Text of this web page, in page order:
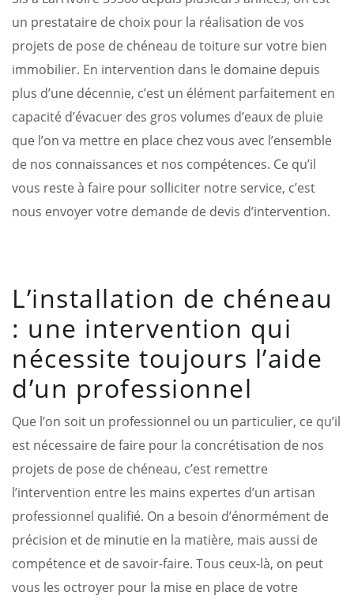
un prestataire de choix pour la réalisation de vos
projets de pose de chéneau de toiture sur votre bien
immobilier. En intervention dans le domaine depuis
plus d’une décennie, c’est un élément parfaitement en
capacité d’évacuer des gros volumes d’eaux de pluie
que l’on va mettre en place chez vous avec l’ensemble
de nos connaissances et nos compétences. Ce qu’il
vous reste à faire pour solliciter notre service, c’est
nous envoyer votre demande de devis d’intervention.
L’installation de chéneau
: une intervention qui
nécessite toujours l’aide
d’un professionnel
Que l’on soit un professionnel ou un particulier, ce qu’il
est nécessaire de faire pour la concrétisation de nos
projets de pose de chéneau, c’est remettre
l’intervention entre les mains expertes d’un artisan
professionnel qualifié. On a besoin d’énormément de
précision et de minutie en la matière, mais aussi de
compétence et de savoir-faire. Tous ceux-là, on peut
vous les octroyer pour la mise en place de votre